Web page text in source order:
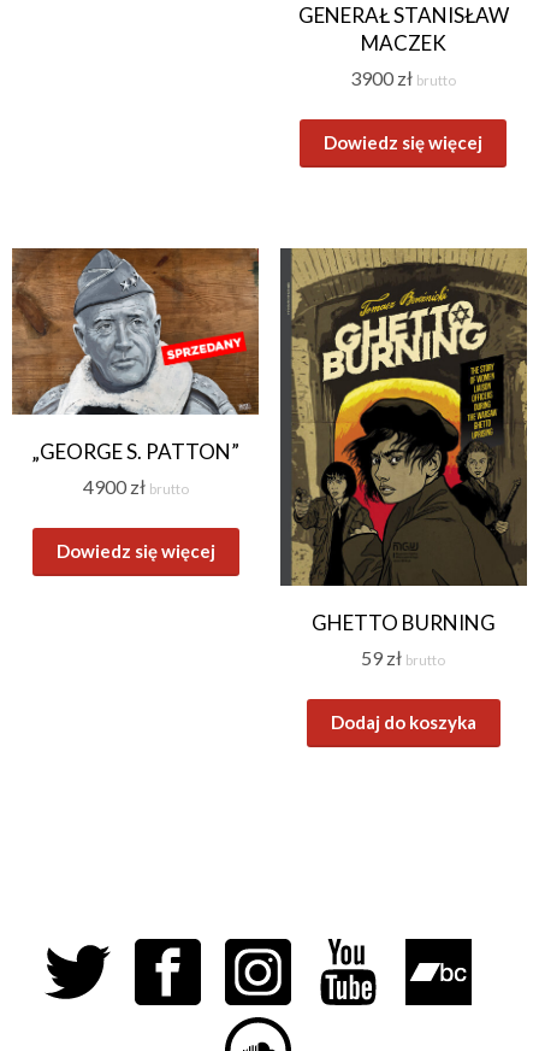
GENERAŁ STANISŁAW
MACZEK
3900 zł brutto
Dowiedz się więcej
„GEORGE S. PATTON”
4900 zł brutto
Dowiedz się więcej
GHETTO BURNING
59 zł brutto
Dodaj do koszyka